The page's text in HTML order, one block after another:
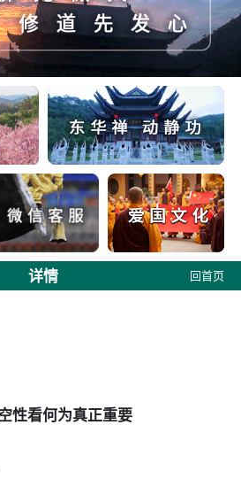
详情 回首页
性看何为真正重要